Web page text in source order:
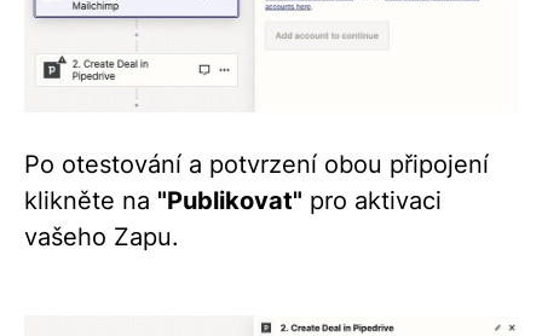
Po otestování a potvrzení obou připojení
klikněte na "Publikovat" pro aktivaci
vašeho Zapu.